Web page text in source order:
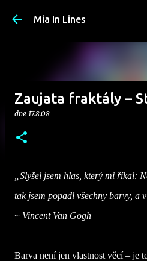
Přeskočit na
Mia In Lines
Zaujata fraktály –
dne 17.8.08
„Slyšel jsem hlas, který mi říkal:
tak jsem popadl všechny barvy, a
~ Vincent Van Gogh
Barva není jen vlastnost věcí – je